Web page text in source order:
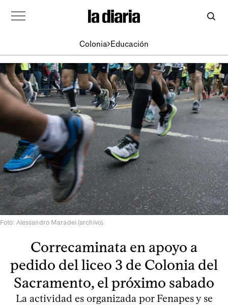
Colonia Educación
Foto: Alessandro Maradei (archivo).
Correcaminata en apoyo a
pedido del liceo 3 de Colonia del
Sacramento, el próximo sabado
La actividad es organizada por Fenapes y se